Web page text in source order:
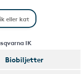
IK
Biobiljetter